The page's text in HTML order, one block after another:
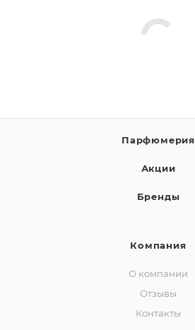
Парфюмерия
Акции
Бренды
Компания
О компании
Отзывы
Контакты